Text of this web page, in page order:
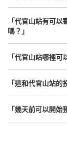
付款方式
現金
代官山 中
从東急東横線
本日營業時間:
樂器、嬰兒
「代官山站有可
嗎？」
「代官山站哪裡可
「這和代官山站的
「幾天前可以開始